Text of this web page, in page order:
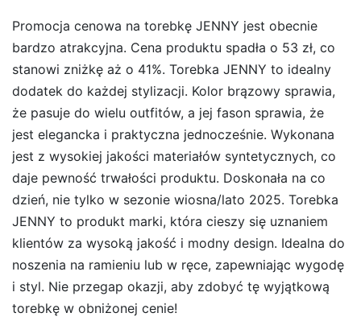
Promocja cenowa na torebkę JENNY jest obecnie
bardzo atrakcyjna. Cena produktu spadła o 53 zł, co
stanowi zniżkę aż o 41%. Torebka JENNY to idealny
dodatek do każdej stylizacji. Kolor brązowy sprawia,
że pasuje do wielu outfitów, a jej fason sprawia, że
jest elegancka i praktyczna jednocześnie. Wykonana
jest z wysokiej jakości materiałów syntetycznych, co
daje pewność trwałości produktu. Doskonała na co
dzień, nie tylko w sezonie wiosna/lato 2025. Torebka
JENNY to produkt marki, która cieszy się uznaniem
klientów za wysoką jakość i modny design. Idealna do
noszenia na ramieniu lub w ręce, zapewniając wygodę
i styl. Nie przegap okazji, aby zdobyć tę wyjątkową
torebkę w obniżonej cenie!